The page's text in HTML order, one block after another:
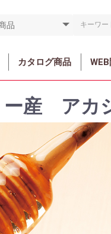
カタログ商品
ー産 アカ